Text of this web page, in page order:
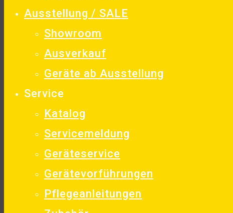
Ausstellung / SALE
Showroom
Ausverkauf
Geräte ab Ausstellung
Service
Katalog
Servicemeldung
Geräteservice
Gerätevorführungen
Pflegeanleitungen